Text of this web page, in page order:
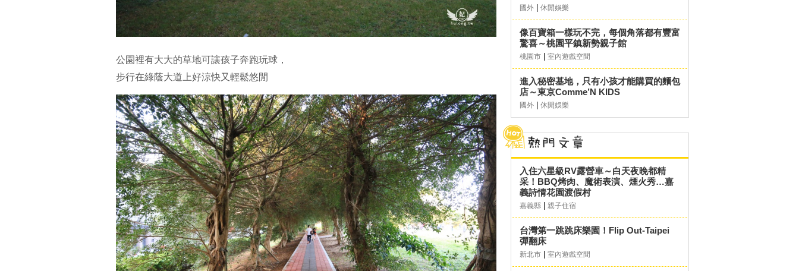
公園裡有大大的草地可讓孩子奔跑玩球，
步行在綠蔭大道上好涼快又輕鬆悠閒
國外 休閒娛樂
像百寶箱一樣玩不完，每個角落都有豐富
驚喜～桃園平鎮新勢親子館
桃園市 室內遊戲空間
進入秘密基地，只有小孩才能購買的麵包
店～東京Comme’N KIDS
國外 休閒娛樂
入住六星級RV露營車～白天夜晚都精
采！BBQ烤肉、魔術表演、煙火秀…嘉
義詩情花園渡假村
嘉義縣 親子住宿
台灣第一跳跳床樂園！Flip Out-Taipei
彈翻床
新北市 室內遊戲空間